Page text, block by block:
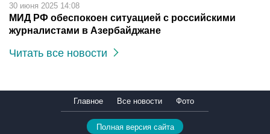
30 июня 2025 14:08
МИД РФ обеспокоен ситуацией с российскими
журналистами в Азербайджане
Читать все новости
Главное Все новости Фото
Полная версия сайта